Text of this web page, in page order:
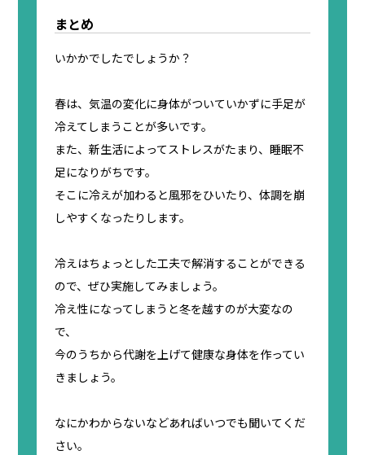
まとめ
いかかでしたでしょうか？
春は、気温の変化に身体がついていかずに手足が
冷えてしまうことが多いです。
また、新生活によってストレスがたまり、睡眠不
足になりがちです。
そこに冷えが加わると風邪をひいたり、体調を崩
しやすくなったりします。
冷えはちょっとした工夫で解消することができる
ので、ぜひ実施してみましょう。
冷え性になってしまうと冬を越すのが大変なの
で、
今のうちから代謝を上げて健康な身体を作ってい
きましょう。
なにかわからないなどあればいつでも聞いてくだ
さい。